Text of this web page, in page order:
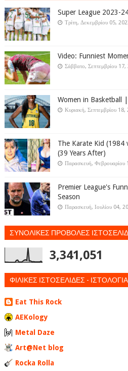
Super League 2023-
Τρίτη, Δεκεμβρίου 05,
Video: Funniest
Σάββατο, Σεπτεμβρίου 17,
Women in Basketball
Κυριακή, Σεπτεμβρίου 18,
The Karate Kid (1984
(39 Years After)
Παρασκευή, Φεβρουαρίου
Premier League's
Season
Παρασκευή, Ιουλίου 04,
ΣΥΝΟΛΙΚΕΣ ΠΡΟΒΟΛΕΣ
3,341,051
ΦΙΛΙΚΕΣ ΙΣΤΟΣΕΛΙΔΕΣ - ΙΣΤΟΛΟΓΙΑ
Eat This Rock
AEKology
Metal Daze
Art@Net blog
Rocka Rolla